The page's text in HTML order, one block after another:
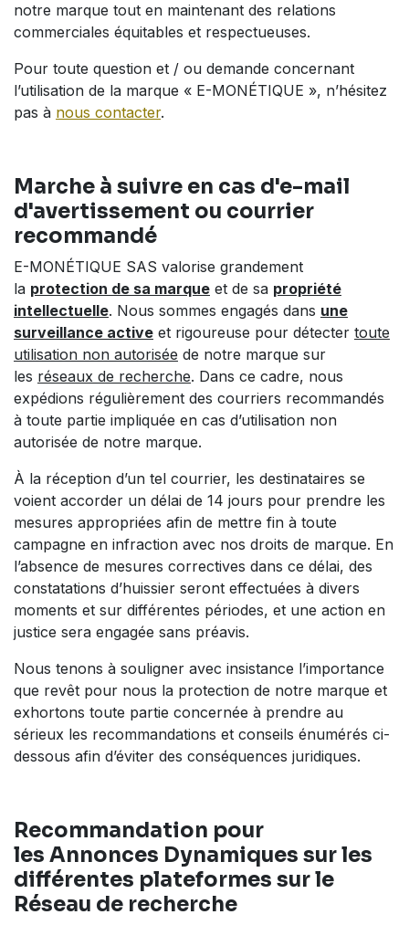
notre marque tout en maintenant des relations
commerciales équitables et respectueuses.
Pour toute question et / ou demande concernant
l’utilisation de la marque « E-MONÉTIQUE », n’hésitez
pas à nous contacter.
Marche à suivre en cas d'e-mail
d'avertissement ou courrier
recommandé
E-MONÉTIQUE SAS valorise grandement
la protection de sa marque et de sa propriété
intellectuelle. Nous sommes engagés dans une
surveillance active et rigoureuse pour détecter toute
utilisation non autorisée de notre marque sur
les réseaux de recherche. Dans ce cadre, nous
expédions régulièrement des courriers recommandés
à toute partie impliquée en cas d’utilisation non
autorisée de notre marque.
À la réception d’un tel courrier, les destinataires se
voient accorder un délai de 14 jours pour prendre les
mesures appropriées afin de mettre fin à toute
campagne en infraction avec nos droits de marque. En
l’absence de mesures correctives dans ce délai, des
constatations d’huissier seront effectuées à divers
moments et sur différentes périodes, et une action en
justice sera engagée sans préavis.
Nous tenons à souligner avec insistance l’importance
que revêt pour nous la protection de notre marque et
exhortons toute partie concernée à prendre au
sérieux les recommandations et conseils énumérés ci-
dessous afin d’éviter des conséquences juridiques.
Recommandation pour
les Annonces Dynamiques sur les
différentes plateformes sur le
Réseau de recherche